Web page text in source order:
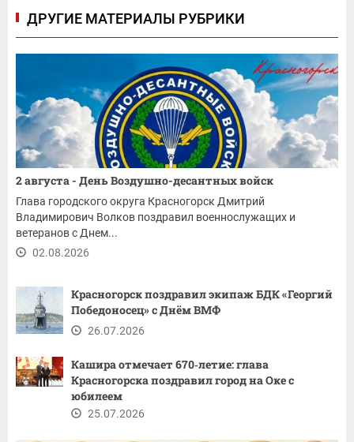
ДРУГИЕ МАТЕРИАЛЫ РУБРИКИ
2 августа - День Воздушно-десантных войск
Глава городского округа Красногорск Дмитрий
Владимирович Волков поздравил военнослужащих и
ветеранов с Днем...
02.08.2026
Красногорск поздравил экипаж БДК «Георгий
Победоносец» с Днём ВМФ
26.07.2026
Кашира отмечает 670‑летие: глава
Красногорска поздравил город на Оке с
юбилеем
25.07.2026